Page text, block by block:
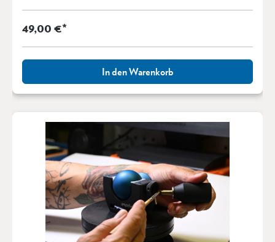
49,00 €*
In den Warenkorb